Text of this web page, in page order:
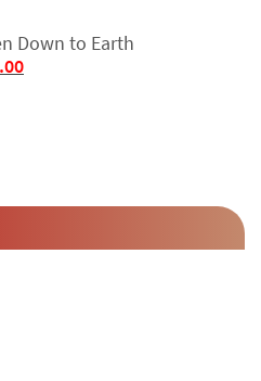
为：
RM38.00。
Down to Earth
当